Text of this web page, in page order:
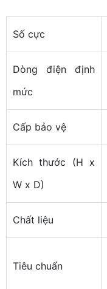
Số cực
Dòng điện định
mức
Cấp bảo vệ
Kích thước (H x
W x D)
Chất liệu
Tiêu chuẩn